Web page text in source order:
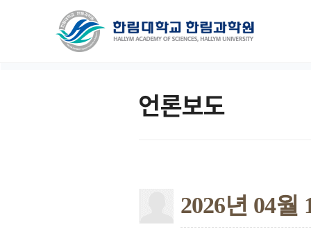
언론보도
2026년 04